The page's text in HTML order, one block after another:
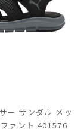
ー サンダル メッ
ァント 401576